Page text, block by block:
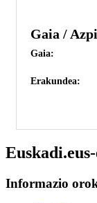
Gaia /
Gaia:
Erakundea:
Informazio